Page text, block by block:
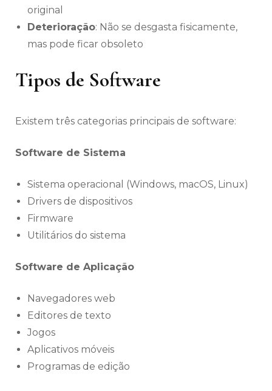
original
Deterioração: Não se desgasta fisicamente,
mas pode ficar obsoleto
Tipos de Software
Existem três categorias principais de software:
Software de Sistema
Sistema operacional (Windows, macOS, Linux)
Drivers de dispositivos
Firmware
Utilitários do sistema
Software de Aplicação
Navegadores web
Editores de texto
Jogos
Aplicativos móveis
Programas de edição